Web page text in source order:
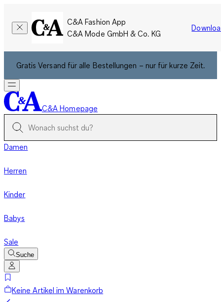
C&A Fashion App
C&A Mode GmbH & Co. KG
Gratis Versand für alle Bestellungen – nur für kurze Zeit.
C&A Homepage
Damen
Herren
Kinder
Babys
Sale
Suche
Keine Artikel im Warenkorb